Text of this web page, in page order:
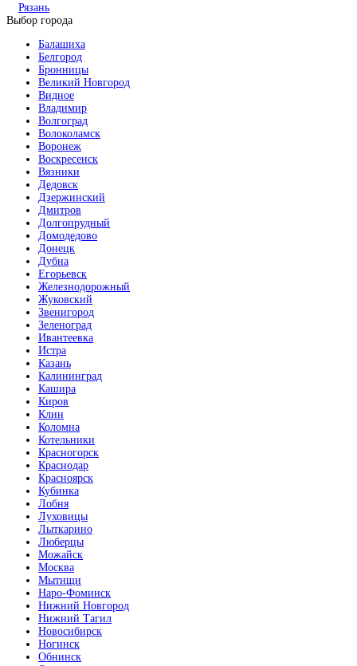
Рязань
Выбор города
Балашиха
Белгород
Бронницы
Великий Новгород
Видное
Владимир
Волгоград
Волоколамск
Воронеж
Воскресенск
Вязники
Дедовск
Дзержинский
Дмитров
Долгопрудный
Домодедово
Донецк
Дубна
Егорьевск
Железнодорожный
Жуковский
Звенигород
Зеленоград
Ивантеевка
Истра
Казань
Калининград
Кашира
Киров
Клин
Коломна
Котельники
Красногорск
Краснодар
Красноярск
Кубинка
Лобня
Луховицы
Лыткарино
Люберцы
Можайск
Москва
Мытищи
Наро-Фоминск
Нижний Новгород
Нижний Тагил
Новосибирск
Ногинск
Обнинск